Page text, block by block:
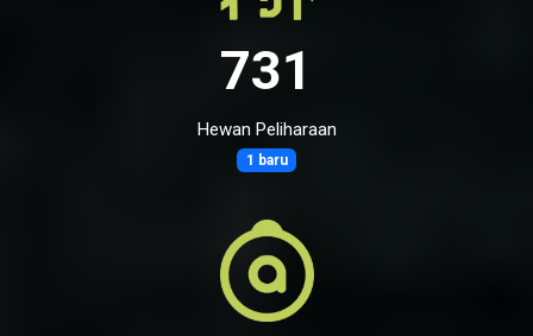
731
Hewan Peliharaan
1 baru